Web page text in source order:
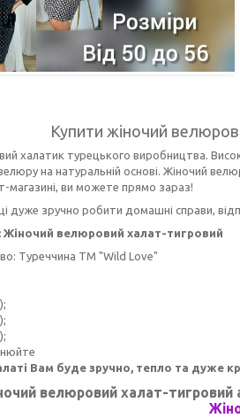
Купити жіночий
халатик турецького виробництва.
на натуральній основі. Жіночий
магазині, ви можете прямо зараз!
дуже зручно робити домашні справи,
: Жіночий велюровий халат-тигровий
Туреччина ТМ "Wild Love"
Вам буде зручно, тепло та дуже
велюровий халат-тигровий